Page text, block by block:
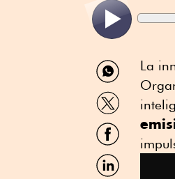
Compartir
por
WhatsApp
Compartir
por
Twitter
Compartir
por
Facebook
Compartir
por
La